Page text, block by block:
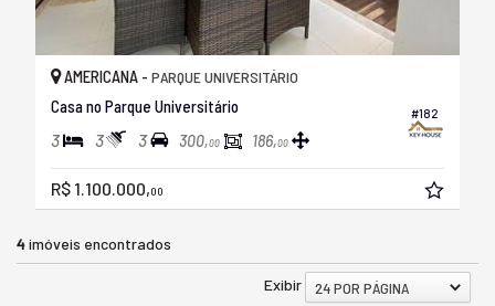
#182
AMERICANA - PARQUE UNIVERSITÁRIO
Casa no Parque Universitário
3 3 3 300,00 186,00
R$ 1.100.000,00
4imóveis encontrados
Exibir
24 POR PÁGINA